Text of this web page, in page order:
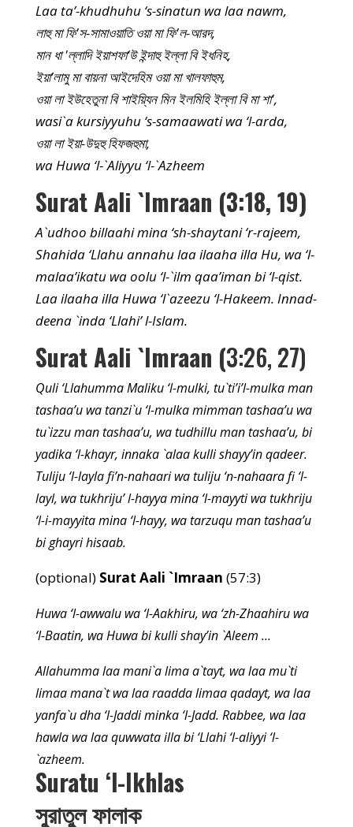
Laa ta’-khudhuhu ‘s-sinatun wa laa nawm,
লাহু মা ফি'স-সামাওয়াতি ওয়া মা ফি'ল-আরদ,
মান ধা 'ল্লাদি ইয়াশফা‘উ ইন্দাহু ইল্লা বি ইধনিহ,
ইয়া’লামু মা বায়না আইদেহিম ওয়া মা খালফাহুম,
ওয়া লা ইউহেতুনা বি শাইয়্যিন মিন ইলমিহি ইল্লা বি মা শা',
wasi`a kursiyyuhu ‘s-samaawati wa ‘l-arda,
ওয়া লা ইয়া-উদুহু হিফজহুমা,
wa Huwa ‘l-`Aliyyu ‘l-`Azheem
Surat Aali `Imraan (3:18, 19)
A`udhoo billaahi mina ‘sh-shaytani ‘r-rajeem,
Shahida ‘Llahu annahu laa ilaaha illa Hu, wa ‘l-
malaa’ikatu wa oolu ‘l-`ilm qaa’iman bi ‘l-qist.
Laa ilaaha illa Huwa ‘l`azeezu ‘l-Hakeem. Innad-
deena `inda ‘Llahi’ l-Islam.
Surat Aali `Imraan (3:26, 27)
Quli ‘Llahumma Maliku ‘l-mulki, tu`ti’i’l-mulka man
tashaa’u wa tanzi`u ‘l-mulka mimman tashaa’u wa
tu`izzu man tashaa’u, wa tudhillu man tashaa’u, bi
yadika ‘l-khayr, innaka `alaa kulli shayy’in qadeer.
Tuliju ‘l-layla fi’n-nahaari wa tuliju ‘n-nahaara fi ‘l-
layl, wa tukhriju’ l-hayya mina ‘l-mayyti wa tukhriju
‘l-i-mayyita mina ‘l-hayy, wa tarzuqu man tashaa’u
bi ghayri hisaab.
(optional) Surat Aali `Imraan (57:3)
Huwa ‘l-awwalu wa ‘l-Aakhiru, wa ‘zh-Zhaahiru wa
‘l-Baatin, wa Huwa bi kulli shay’in `Aleem …
Allahumma laa mani`a lima a`tayt, wa laa mu`ti
limaa mana`t wa laa raadda limaa qadayt, wa laa
yanfa`u dha ‘l-Jaddi minka ‘l-Jadd. Rabbee, wa laa
hawla wa laa quwwata illa bi ‘Llahi ‘l-aliyyi ‘l-
`azheem.
Suratu ‘l-Ikhlas
সুরাতুল ফালাক